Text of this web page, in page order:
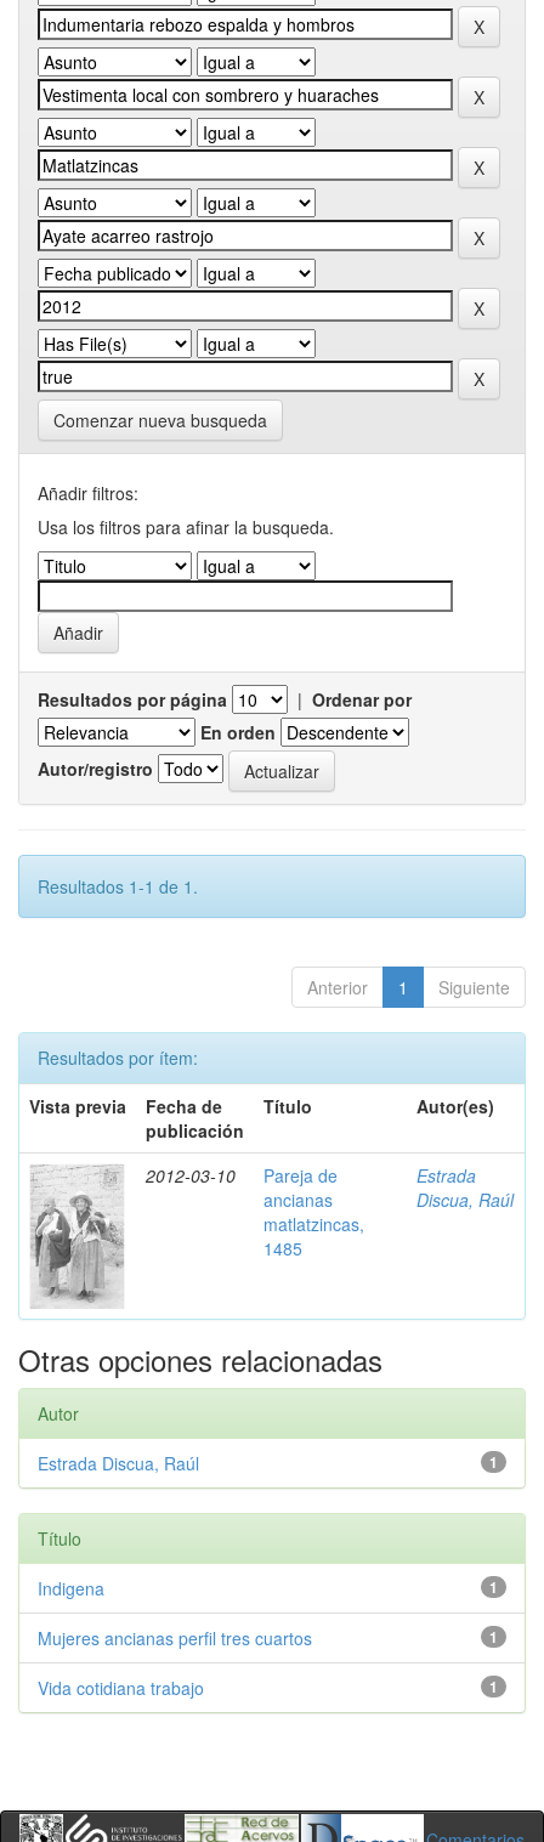
Comenzar nueva busqueda
Añadir filtros:
Usa los filtros para afinar la busqueda.
Resultados por página | Ordenar por
En orden
Autor/registro
Resultados 1-1 de 1.
Anterior 1 Siguiente
Resultados por ítem:
Vista previa
Fecha de
publicación
Título Autor(es)
2012-03-10
Pareja de
ancianas
matlatzincas,
1485
Estrada
Discua, Raúl
Otras opciones relacionadas
Autor
1
Estrada Discua, Raúl
Título
1
Indigena
1
Mujeres ancianas perfil tres cuartos
1
Vida cotidiana trabajo